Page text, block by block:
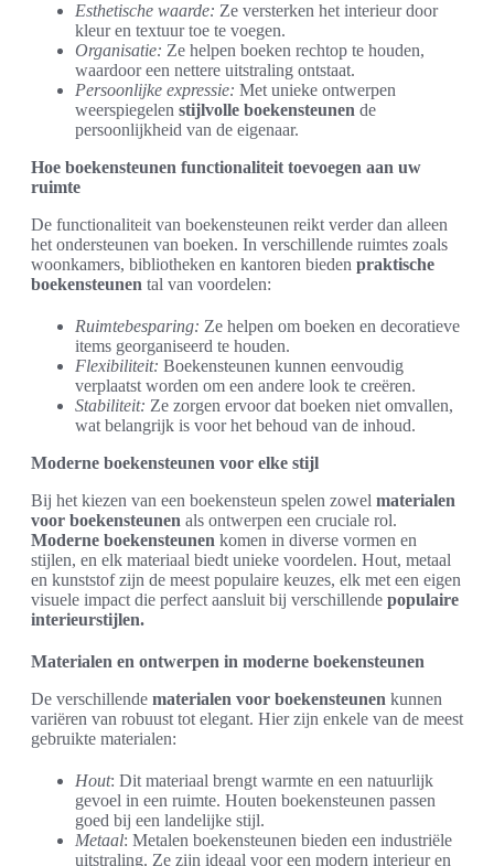
Esthetische waarde: Ze versterken het interieur door
kleur en textuur toe te voegen.
Organisatie: Ze helpen boeken rechtop te houden,
waardoor een nettere uitstraling ontstaat.
Persoonlijke expressie: Met unieke ontwerpen
weerspiegelen stijlvolle boekensteunen de
persoonlijkheid van de eigenaar.
Hoe boekensteunen functionaliteit toevoegen aan uw
ruimte
De functionaliteit van boekensteunen reikt verder dan alleen
het ondersteunen van boeken. In verschillende ruimtes zoals
woonkamers, bibliotheken en kantoren bieden praktische
boekensteunen tal van voordelen:
Ruimtebesparing: Ze helpen om boeken en decoratieve
items georganiseerd te houden.
Flexibiliteit: Boekensteunen kunnen eenvoudig
verplaatst worden om een andere look te creëren.
Stabiliteit: Ze zorgen ervoor dat boeken niet omvallen,
wat belangrijk is voor het behoud van de inhoud.
Moderne boekensteunen voor elke stijl
Bij het kiezen van een boekensteun spelen zowel materialen
voor boekensteunen als ontwerpen een cruciale rol.
Moderne boekensteunen komen in diverse vormen en
stijlen, en elk materiaal biedt unieke voordelen. Hout, metaal
en kunststof zijn de meest populaire keuzes, elk met een eigen
visuele impact die perfect aansluit bij verschillende populaire
interieurstijlen.
Materialen en ontwerpen in moderne boekensteunen
De verschillende materialen voor boekensteunen kunnen
variëren van robuust tot elegant. Hier zijn enkele van de meest
gebruikte materialen:
Hout: Dit materiaal brengt warmte en een natuurlijk
gevoel in een ruimte. Houten boekensteunen passen
goed bij een landelijke stijl.
Metaal: Metalen boekensteunen bieden een industriële
uitstraling. Ze zijn ideaal voor een modern interieur en